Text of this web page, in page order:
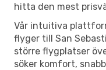
hitta den mest
Vår intuitiva
flyger till San
större flygplatser
söker komfort,